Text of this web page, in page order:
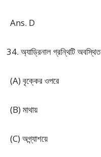
Ans. D
অ্যাড্রিনাল গ্রন্থিটি অবস্থিত
(A) বৃক্কের ওপরে
(B) মাথায়
(C) অগ্ন্যাশয়ে